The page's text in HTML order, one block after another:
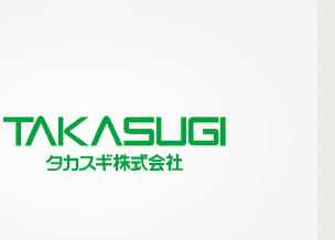
火災保険のご加入の有無」をご記入（お知ら
ご協力をお願い申し上げます。 〇ご記入
無（あり／なし／不明）、わかる場合は保